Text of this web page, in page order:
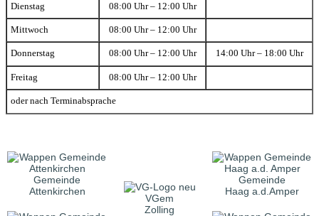
Dienstag 08:00 Uhr – 12:00 Uhr
Mittwoch 08:00 Uhr – 12:00 Uhr
Donnerstag 08:00 Uhr – 12:00 Uhr 14:00 Uhr – 18:00 Uhr
Freitag 08:00 Uhr – 12:00 Uhr
oder nach Terminabsprache
Gemeinde
Attenkirchen
VGem
Zolling
Gemeinde
Haag a.d.Amper